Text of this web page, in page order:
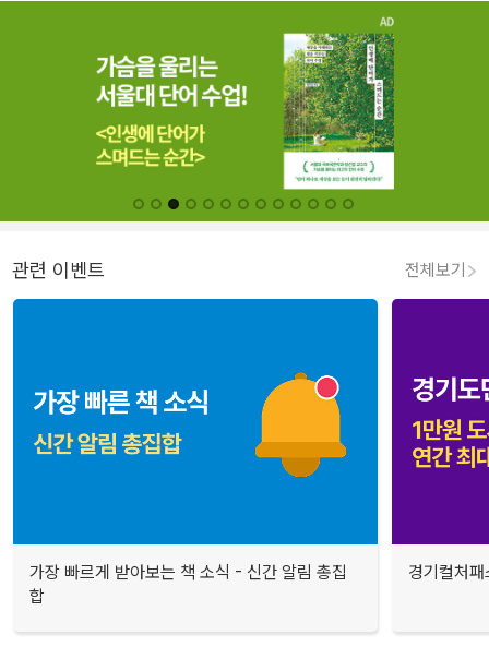
관련 이벤트 전체보기
가장 빠르게 받아보는 책 소식 - 신간 알림 총집
합
경기컬처